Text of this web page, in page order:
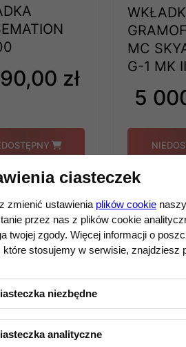
zł
MC
G-1 MK II
5
ciasteczek
zmienić ustawienia plików cookie
przez nas z plików cookie
twojej zgody. Więcej informacji o
które stosujemy w serwisie, znajdziesz
niezbędne
analityczne